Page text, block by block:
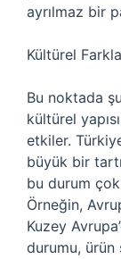
ayrılmaz bir
Kültürel
Bu noktada
kültürel
etkiler.
büyük bir
bu durum
Örneğin,
Kuzey
durumu,